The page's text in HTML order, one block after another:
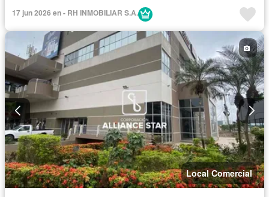
17 jun 2026 en - RH INMOBILIAR S.A.
Local Comercial